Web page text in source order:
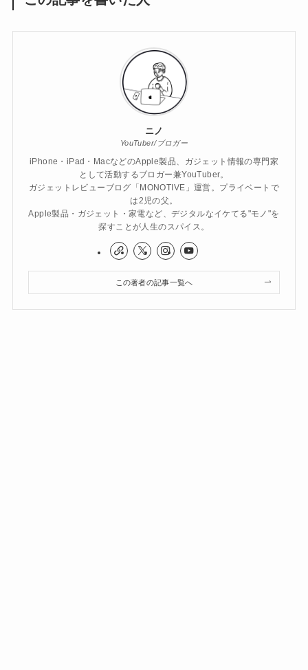
ニノ
YouTuber/ブロガー
iPhone・iPad・MacなどのApple製品、ガジェット情報の専門家
として活動するブロガー兼YouTuber。
ガジェットレビューブログ「MONOTIVE」運営。プライベートで
は2児の父。
Apple製品・ガジェット・家電など、デジタルなイケてる"モノ"を
探すことが人生のスパイス。
この著者の記事一覧へ